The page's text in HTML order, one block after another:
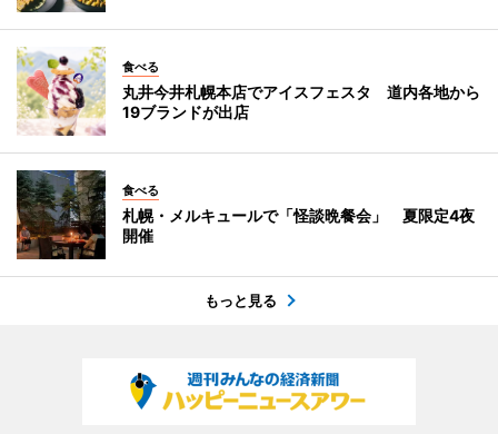
食べる
丸井今井札幌本店でアイスフェスタ 道内各地から
19ブランドが出店
食べる
札幌・メルキュールで「怪談晩餐会」 夏限定4夜
開催
もっと見る